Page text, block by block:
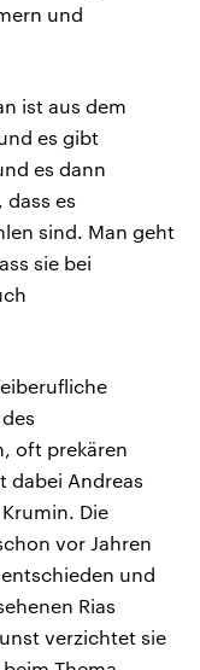
und
ist aus dem
es gibt
es dann
dass es
sind. Man geht
sie bei
oft prekären
dabei Andreas
Die
vor Jahren
und
Rias
verzichtet sie